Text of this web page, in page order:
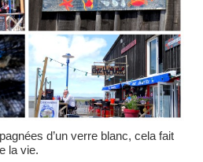
d’un verre blanc, cela fait
la vie.